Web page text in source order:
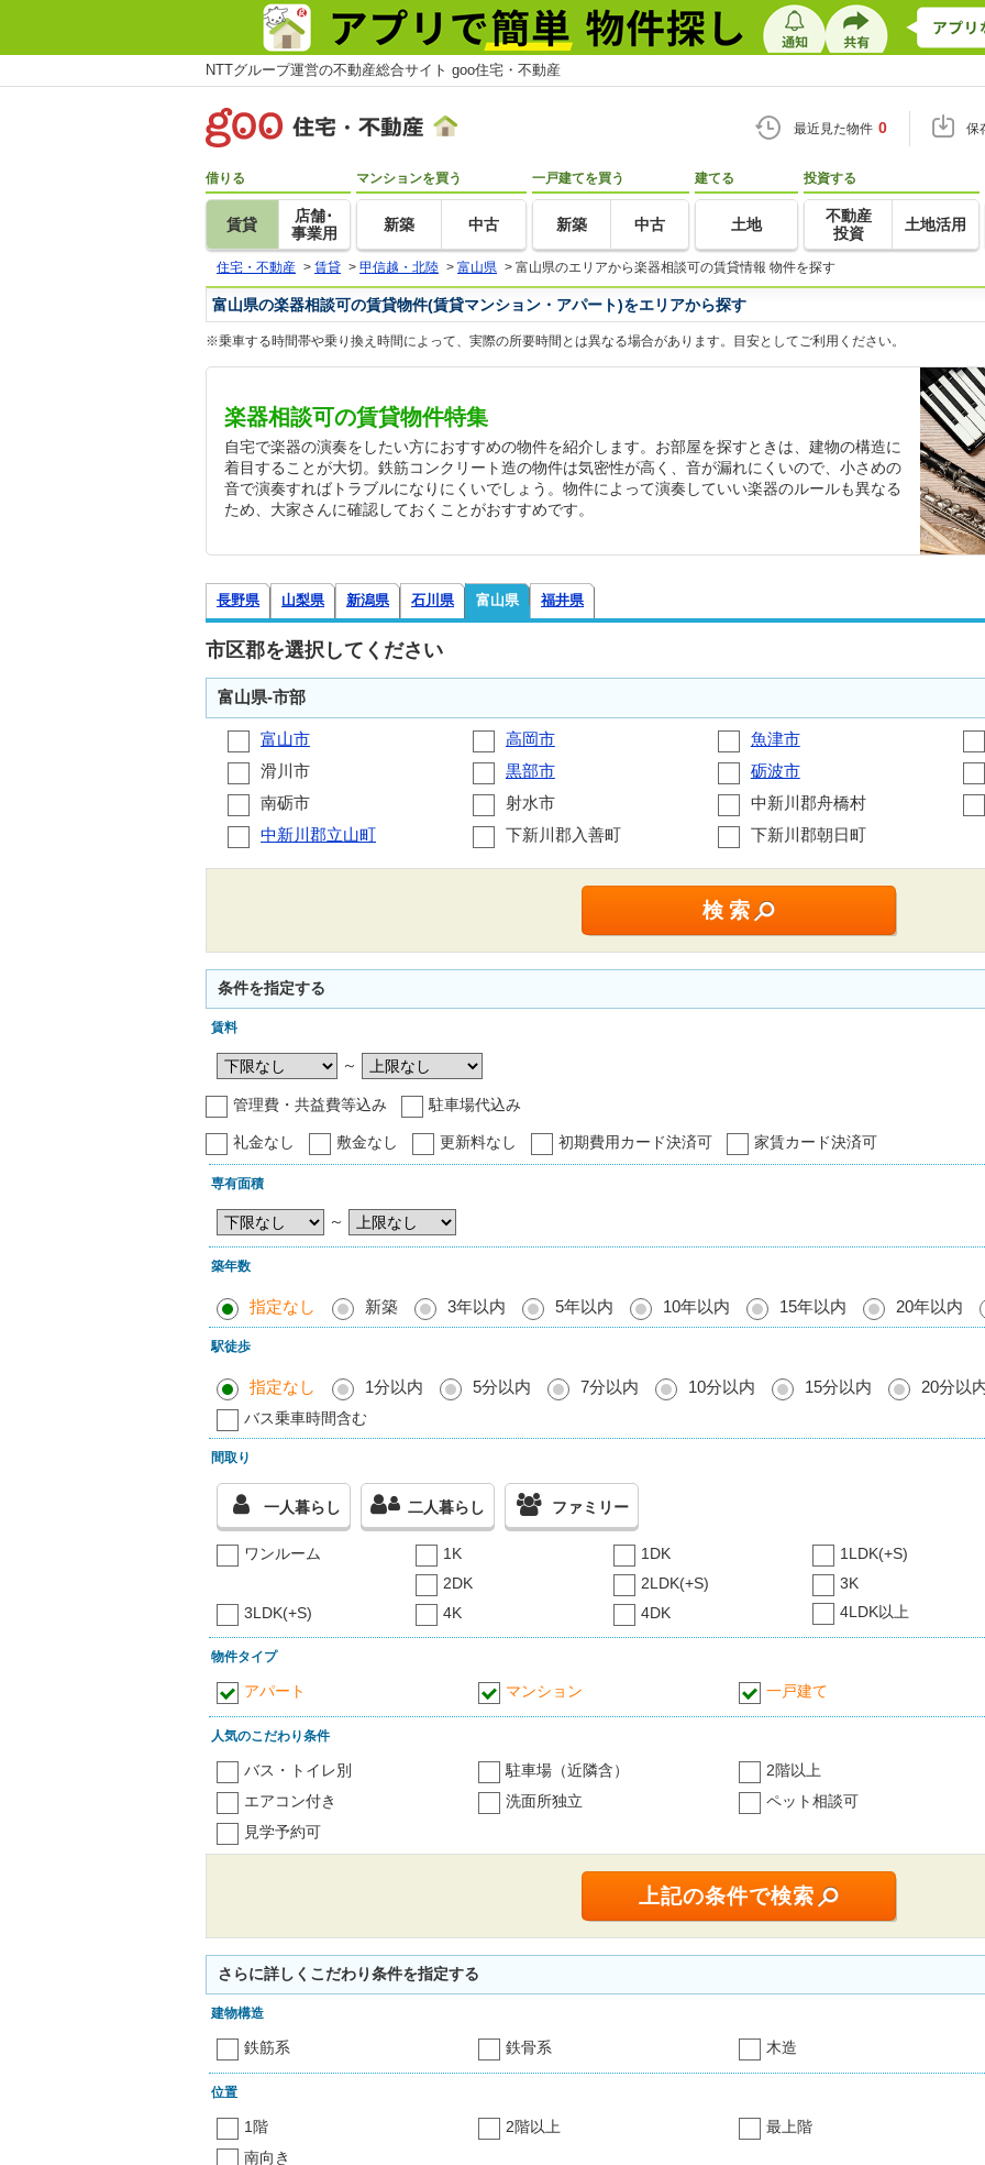
NTTグループ運営の不動産総合サイト goo住宅・不動産
最近見た物件 0 保
借りる
賃貸
店舗･
事業用
マンションを買う
新築 中古
一戸建てを買う
新築 中古
建てる
土地
投資する
不動産
投資
土地活用
住宅・不動産 > 賃貸 > 甲信越・北陸 > 富山県 > 富山県のエリアから楽器相談可の賃貸情報 物件を探す
富山県の楽器相談可の賃貸物件(賃貸マンション・アパート)をエリアから探す
※乗車する時間帯や乗り換え時間によって、実際の所要時間とは異なる場合があります。目安としてご利用ください。
楽器相談可の賃貸物件特集
自宅で楽器の演奏をしたい方におすすめの物件を紹介します。お部屋を探すときは、建物の構造に
着目することが大切。鉄筋コンクリート造の物件は気密性が高く、音が漏れにくいので、小さめの
音で演奏すればトラブルになりにくいでしょう。物件によって演奏していい楽器のルールも異なる
ため、大家さんに確認しておくことがおすすめです。
長野県 山梨県 新潟県 石川県 富山県 福井県
市区郡を選択してください
富山県-市部
富山市 高岡市 魚津市
滑川市
黒部市 砺波市
南砺市
射水市 中新川郡舟橋村
中新川郡立山町
下新川郡入善町 下新川郡朝日町
条件を指定する
賃料
～
管理費・共益費等込み 駐車場代込み
礼金なし 敷金なし 更新料なし 初期費用カード決済可 家賃カード決済可
専有面積
～
築年数
指定なし 新築 3年以内 5年以内 10年以内 15年以内 20年以内
駅徒歩
指定なし 1分以内 5分以内 7分以内 10分以内 15分以内 20分以
バス乗車時間含む
間取り
一人暮らし 二人暮らし ファミリー
ワンルーム 1K 1DK 1LDK(+S)
2DK
2LDK(+S) 3K
3LDK(+S)
4K 4DK 4LDK以上
物件タイプ
アパート マンション 一戸建て
人気のこだわり条件
バス・トイレ別 駐車場（近隣含） 2階以上
エアコン付き
洗面所独立 ペット相談可
見学予約可
さらに詳しくこだわり条件を指定する
建物構造
鉄筋系 鉄骨系 木造
位置
1階 2階以上 最上階
南向き